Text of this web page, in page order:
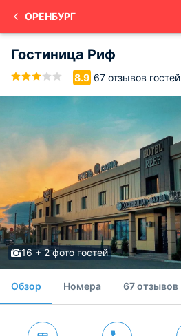
ОРЕНБУРГ
Гостиница Риф
8.9 67 отзывов гостей
16 + 2 фото гостей
Обзор Номера 67 отзывов